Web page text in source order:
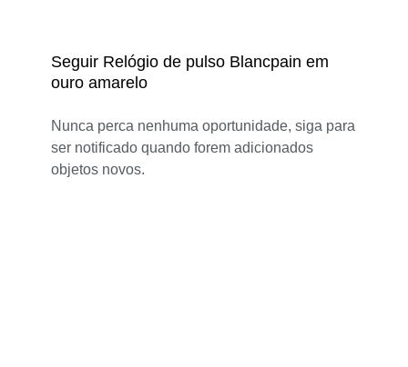
Seguir Relógio de pulso Blancpain em
ouro amarelo
Nunca perca nenhuma oportunidade, siga para
ser notificado quando forem adicionados
objetos novos.